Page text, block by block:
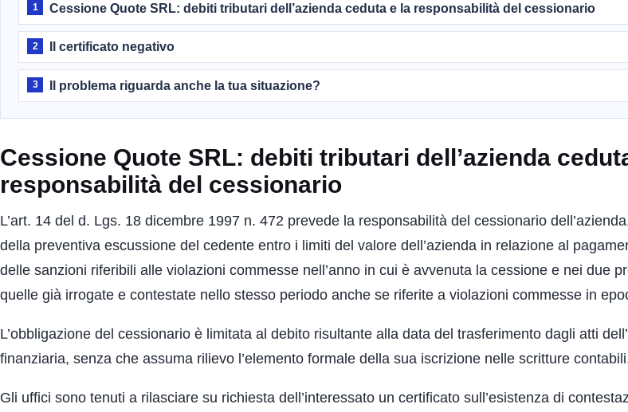
1 Cessione Quote SRL: debiti tributari dell’azienda ceduta e la responsabilità del cessionario
2 Il certificato negativo
3 Il problema riguarda anche la tua situazione?
Cessione Quote SRL: debiti tributari dell’azienda
responsabilità del cessionario
L’art. 14 del d. Lgs. 18 dicembre 1997 n. 472 prevede la responsabilità del cessionario
della preventiva escussione del cedente entro i limiti del valore dell’azienda in relazione al
delle sanzioni riferibili alle violazioni commesse nell’anno in cui è avvenuta la cessione e nei due
quelle già irrogate e contestate nello stesso periodo anche se riferite a violazioni commesse in
L’obbligazione del cessionario è limitata al debito risultante alla data del trasferimento dagli atti
finanziaria, senza che assuma rilievo l’elemento formale della sua iscrizione nelle scritture
Gli uffici sono tenuti a rilasciare su richiesta dell’interessato un certificato sull’esistenza di